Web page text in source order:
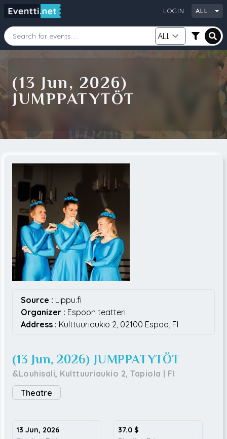
LOGIN ALL
(13 Jun, 2026)
JUMPPATYTÖT
Source : Lippu.fi
Organizer : Espoon teatteri
Address : Kulttuuriaukio 2, 02100 Espoo, FI
(13 Jun, 2026) JUMPPATYTÖT
&Louhisali, Kulttuuriaukio 2, Tapiola
FI
Theatre
13 Jun, 2026
37.0 $